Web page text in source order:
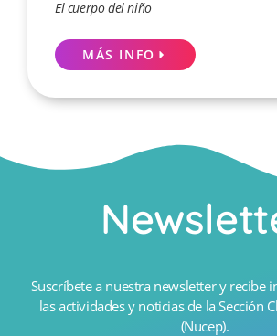
El cuerpo del niño
MÁS INFO
Suscríbete a nuestra newsletter y recibe
las actividades y noticias de la Sección
(Nucep).